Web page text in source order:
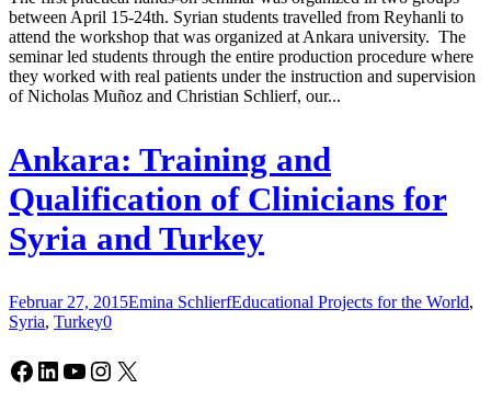
between April 15-24th. Syrian students travelled from Reyhanli to
attend the workshop that was organized at Ankara university. The
seminar led students through the entire production procedure where
they worked with real patients under the instruction and supervision
of Nicholas Muñoz and Christian Schlierf, our...
Ankara: Training and
Qualification of Clinicians for
Syria and Turkey
Februar 27, 2015Emina SchlierfEducational Projects for the World,
Syria, Turkey0
Facebook
LinkedIn
YouTube
Instagram
X